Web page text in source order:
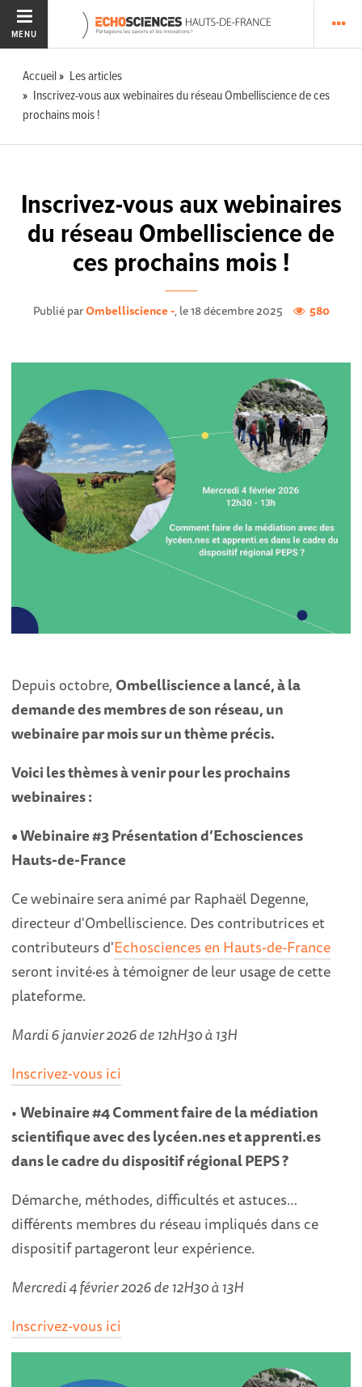
MENU
Accueil
Les articles
Inscrivez-vous aux webinaires du réseau Ombelliscience de ces
prochains mois !
Inscrivez-vous aux webinaires
du réseau Ombelliscience de
ces prochains mois !
Publié parOmbelliscience -, le 18 décembre 2025 580
Depuis octobre, Ombelliscience a lancé, à la
demande des membres de son réseau, un
webinaire par mois sur un thème précis.
Voici les thèmes à venir pour les prochains
webinaires :
• Webinaire #3 Présentation d’Echosciences
Hauts-de-France
Ce webinaire sera animé par Raphaël Degenne,
directeur d'Ombelliscience. Des contributrices et
contributeurs d'Echosciences en Hauts-de-France
seront invité·es à témoigner de leur usage de cette
plateforme.
Mardi 6 janvier 2026 de 12hH30 à 13H
Inscrivez-vous ici
•Webinaire #4 Comment faire de la médiation
scientifique avec des lycéen.nes et apprenti.es
dans le cadre du dispositif régional PEPS ?
Démarche, méthodes, difficultés et astuces…
différents membres du réseau impliqués dans ce
dispositif partageront leur expérience.
Mercredi 4 février 2026 de 12H30 à 13H
Inscrivez-vous ici